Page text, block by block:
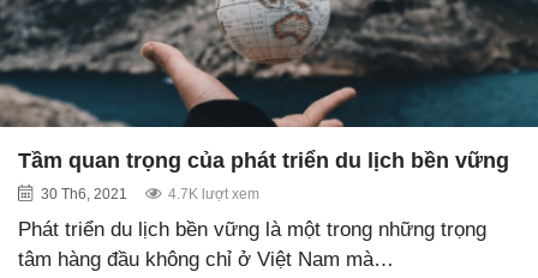
Tầm quan trọng của phát triển du lịch bền vững
30 Th6, 2021 4.7K lượt xem
Phát triển du lịch bền vững là một trong những trọng
tâm hàng đầu không chỉ ở Việt Nam mà…